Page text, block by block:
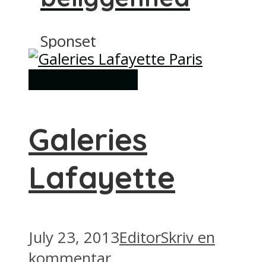
Sponset
Galeries
Lafayette
July 23, 2013EditorSkriv en